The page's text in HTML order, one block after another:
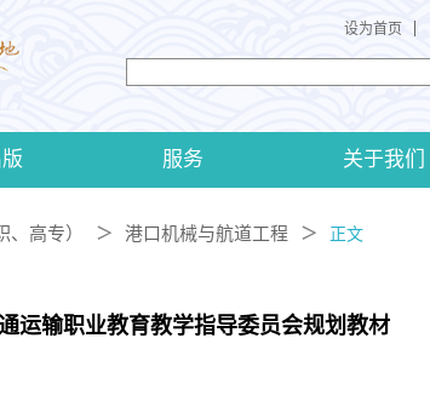
设为首页
服务 关于我们
高专） ＞ 港口机械与航道工程 ＞ 正文
输职业教育教学指导委员会规划教材